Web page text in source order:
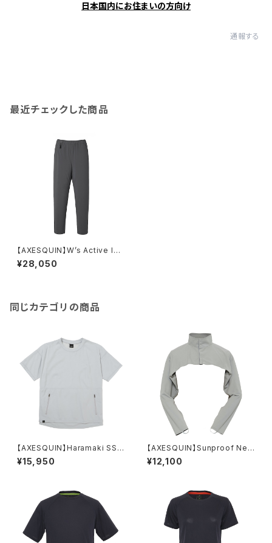
日本国内にお住まいの方向け
通報する
最近チェックした商品
【AXESQUIN】W’s Active Ins
ulation Pant
¥28,050
同じカテゴリの商品
【AXESQUIN】Haramaki SS T
ee
¥15,950
【AXESQUIN】Sunproof Nec
k & Arm Shade
¥12,100